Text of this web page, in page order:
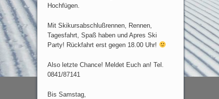
Hochfügen.
Mit Skikursabschlußrennen, Rennen,
Tagesfahrt, Spaß haben und Apres Ski
Party! Rückfahrt erst gegen 18.00 Uhr!
Also letzte Chance! Meldet Euch an! Tel.
0841/87141
Bis Samstag,